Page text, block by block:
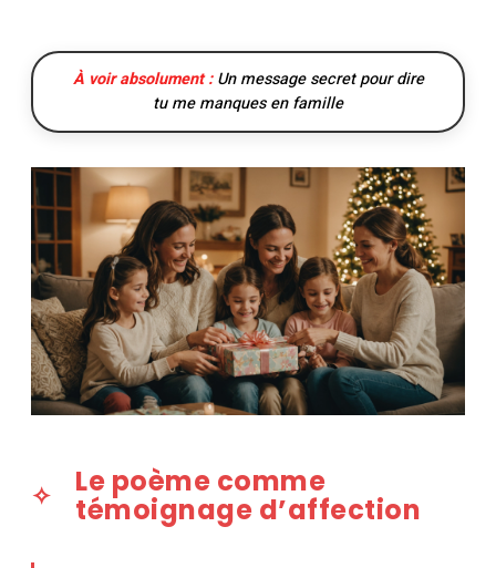
À voir absolument :Un message secret pour dire
tu me manques en famille
Le poème comme
témoignage d’affection